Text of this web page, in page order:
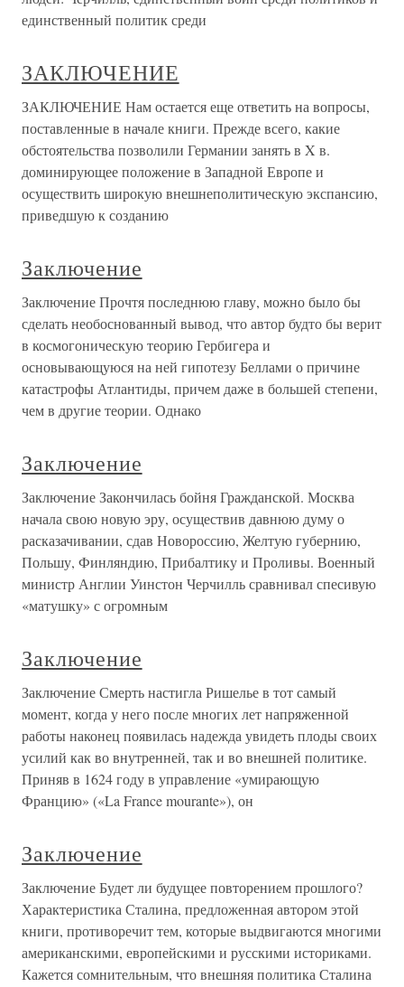
единственный политик среди
ЗАКЛЮЧЕНИЕ
ЗАКЛЮЧЕНИЕ Нам остается еще ответить на вопросы,
поставленные в начале книги. Прежде всего, какие
обстоятельства позволили Германии занять в X в.
доминирующее положение в Западной Европе и
осуществить широкую внешнеполитическую экспансию,
приведшую к созданию
Заключение
Заключение Прочтя последнюю главу, можно было бы
сделать необоснованный вывод, что автор будто бы верит
в космогоническую теорию Гербигера и
основывающуюся на ней гипотезу Беллами о причине
катастрофы Атлантиды, причем даже в большей степени,
чем в другие теории. Однако
Заключение
Заключение Закончилась бойня Гражданской. Москва
начала свою новую эру, осуществив давнюю думу о
расказачивании, сдав Новороссию, Желтую губернию,
Польшу, Финляндию, Прибалтику и Проливы. Военный
министр Англии Уинстон Черчилль сравнивал спесивую
«матушку» с огромным
Заключение
Заключение Смерть настигла Ришелье в тот самый
момент, когда у него после многих лет напряженной
работы наконец появилась надежда увидеть плоды своих
усилий как во внутренней, так и во внешней политике.
Приняв в 1624 году в управление «умирающую
Францию» («La France mourante»), он
Заключение
Заключение Будет ли будущее повторением прошлого?
Характеристика Сталина, предложенная автором этой
книги, противоречит тем, которые выдвигаются многими
американскими, европейскими и русскими историками.
Кажется сомнительным, что внешняя политика Сталина